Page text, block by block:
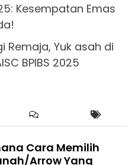
Kesempatan Emas
Yuk asah di
BPIBS 2025
Cara Memilih
Arrow Yang